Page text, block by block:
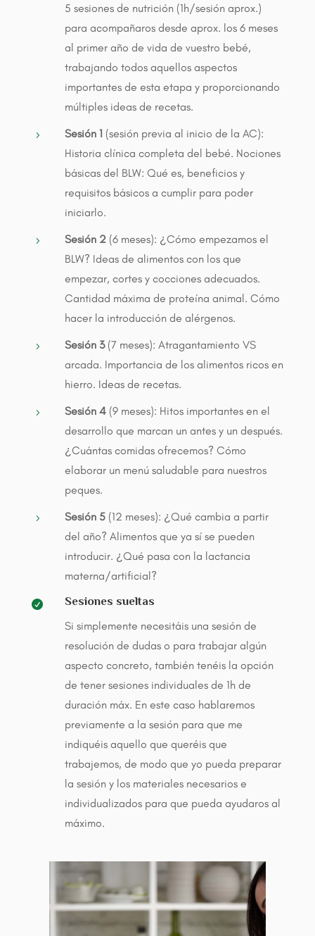
5 sesiones de nutrición (1h/sesión aprox.)
para acompañaros desde aprox. los 6 meses
al primer año de vida de vuestro bebé,
trabajando todos aquellos aspectos
importantes de esta etapa y proporcionando
múltiples ideas de recetas.
5 Sesión 1 (sesión previa al inicio de la AC):
Historia clínica completa del bebé. Nociones
básicas del BLW: Qué es, beneficios y
requisitos básicos a cumplir para poder
iniciarlo.
5 Sesión 2(6 meses): ¿Cómo empezamos el
BLW? Ideas de alimentos con los que
empezar, cortes y cocciones adecuados.
Cantidad máxima de proteína animal. Cómo
hacer la introducción de alérgenos.
5 Sesión 3(7 meses): Atragantamiento VS
arcada. Importancia de los alimentos ricos en
hierro. Ideas de recetas.
5 Sesión 4(9 meses): Hitos importantes en el
desarrollo que marcan un antes y un después.
¿Cuántas comidas ofrecemos? Cómo
elaborar un menú saludable para nuestros
peques.
5 Sesión 5(12 meses): ¿Qué cambia a partir
del año? Alimentos que ya sí se pueden
introducir. ¿Qué pasa con la lactancia
materna/artificial?

Sesiones sueltas
Si simplemente necesitáis una sesión de
resolución de dudas o para trabajar algún
aspecto concreto, también tenéis la opción
de tener sesiones individuales de 1h de
duración máx. En este caso hablaremos
previamente a la sesión para que me
indiquéis aquello que queréis que
trabajemos, de modo que yo pueda preparar
la sesión y los materiales necesarios e
individualizados para que pueda ayudaros al
máximo.